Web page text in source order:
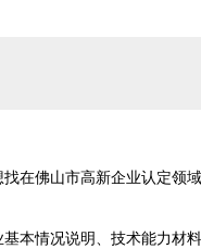
在佛山市高新企业认定领
本情况说明、技术能力材